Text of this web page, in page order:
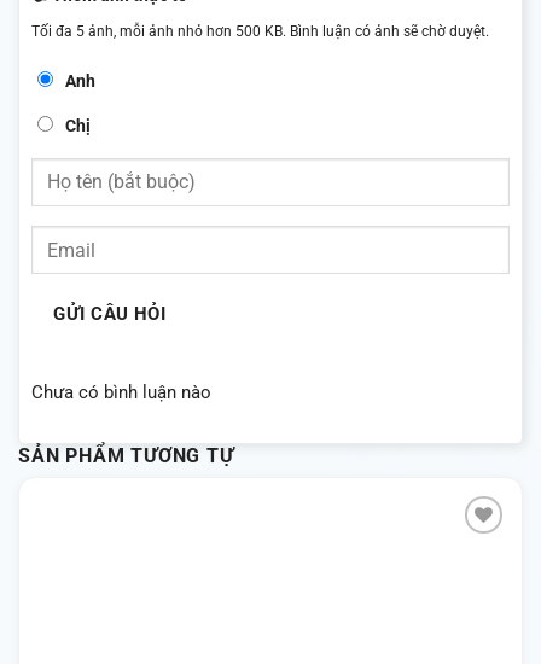
Tối đa 5 ảnh, mỗi ảnh nhỏ hơn 500 KB. Bình luận có ảnh sẽ chờ duyệt.
Anh
Chị
GỬI CÂU HỎI
Chưa có bình luận nào
SẢN PHẨM TƯƠNG TỰ